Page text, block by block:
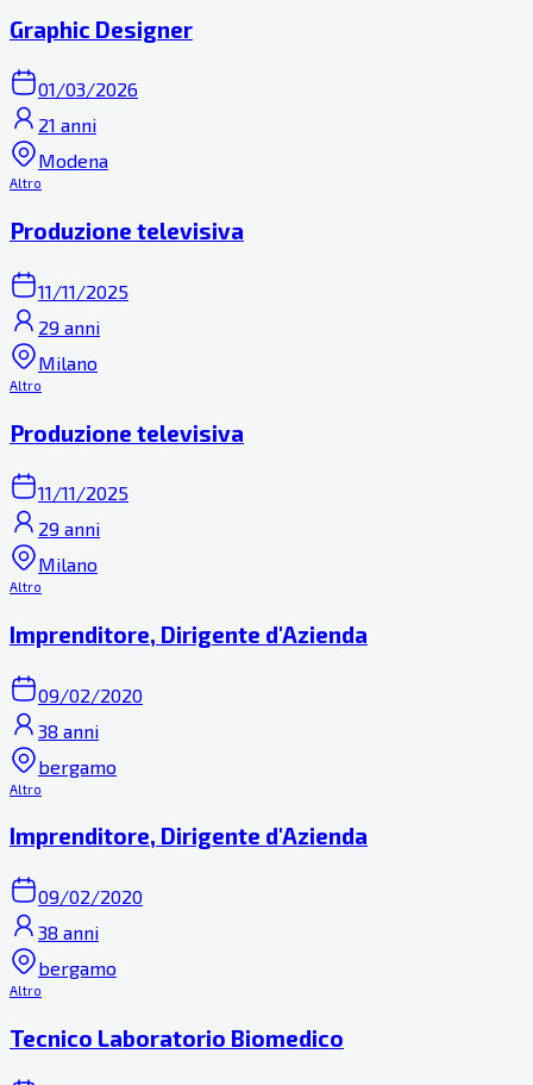
Graphic Designer
01/03/2026
21 anni
Modena
Altro
Produzione televisiva
11/11/2025
29 anni
Milano
Altro
Produzione televisiva
11/11/2025
29 anni
Milano
Altro
Imprenditore, Dirigente d'Azienda
09/02/2020
38 anni
bergamo
Altro
Imprenditore, Dirigente d'Azienda
09/02/2020
38 anni
bergamo
Altro
Tecnico Laboratorio Biomedico